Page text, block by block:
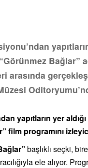
Bağlar”
arasında
yapıtların yer
film programını
başlıklı seçki,
ele alıyor.